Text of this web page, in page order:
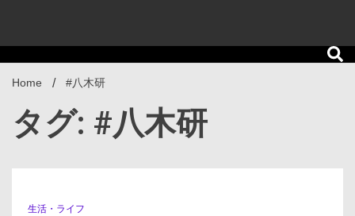
Home #八木研
タグ: #八木研
1 Minute
生活・ライフ